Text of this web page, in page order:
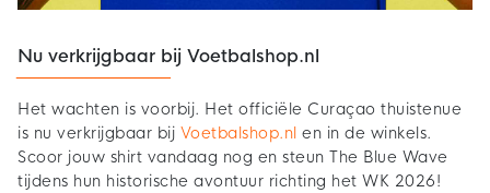
Nu verkrijgbaar bij Voetbalshop.nl
Het wachten is voorbij. Het officiële Curaçao thuistenue
is nu verkrijgbaar bij Voetbalshop.nl en in de winkels.
Scoor jouw shirt vandaag nog en steun The Blue Wave
tijdens hun historische avontuur richting het WK 2026!